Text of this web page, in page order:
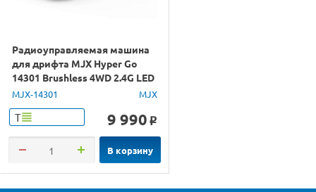
Радиоуправляемая машина
для дрифта MJX Hyper Go
14301 Brushless 4WD 2.4G LED
1/14 RTR
MJX-14301 MJX
Т 9 990 o
В корзину